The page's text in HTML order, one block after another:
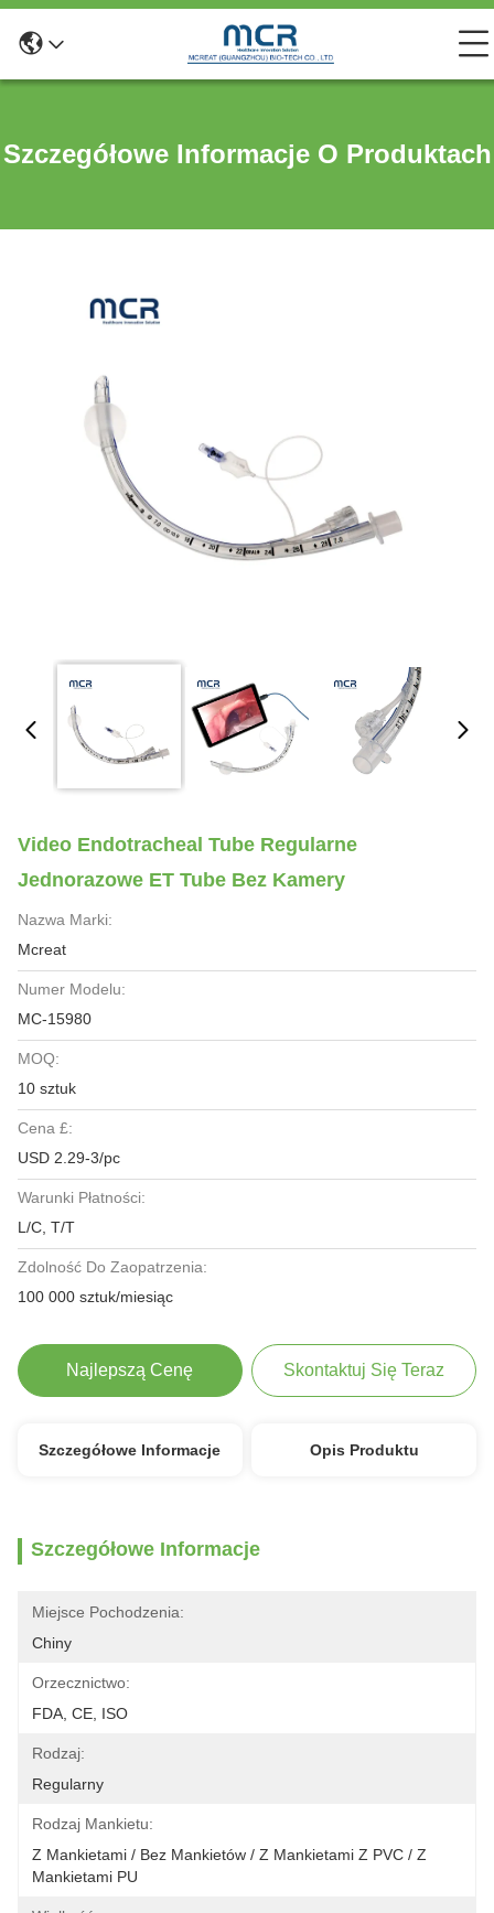
Szczegółowe Informacje O Produktach
Video Endotracheal Tube Regularne
Jednorazowe ET Tube Bez Kamery
Nazwa Marki:
Mcreat
Numer Modelu:
MC-15980
MOQ:
10 sztuk
Cena £:
USD 2.29-3/pc
Warunki Płatności:
L/C, T/T
Zdolność Do Zaopatrzenia:
100 000 sztuk/miesiąc
Najlepszą Cenę Skontaktuj Się Teraz
Szczegółowe Informacje Opis Produktu
Szczegółowe Informacje
Miejsce Pochodzenia:
Chiny
Orzecznictwo:
FDA, CE, ISO
Rodzaj:
Regularny
Rodzaj Mankietu:
Z Mankietami / Bez Mankietów / Z Mankietami Z PVC / Z
Mankietami PU